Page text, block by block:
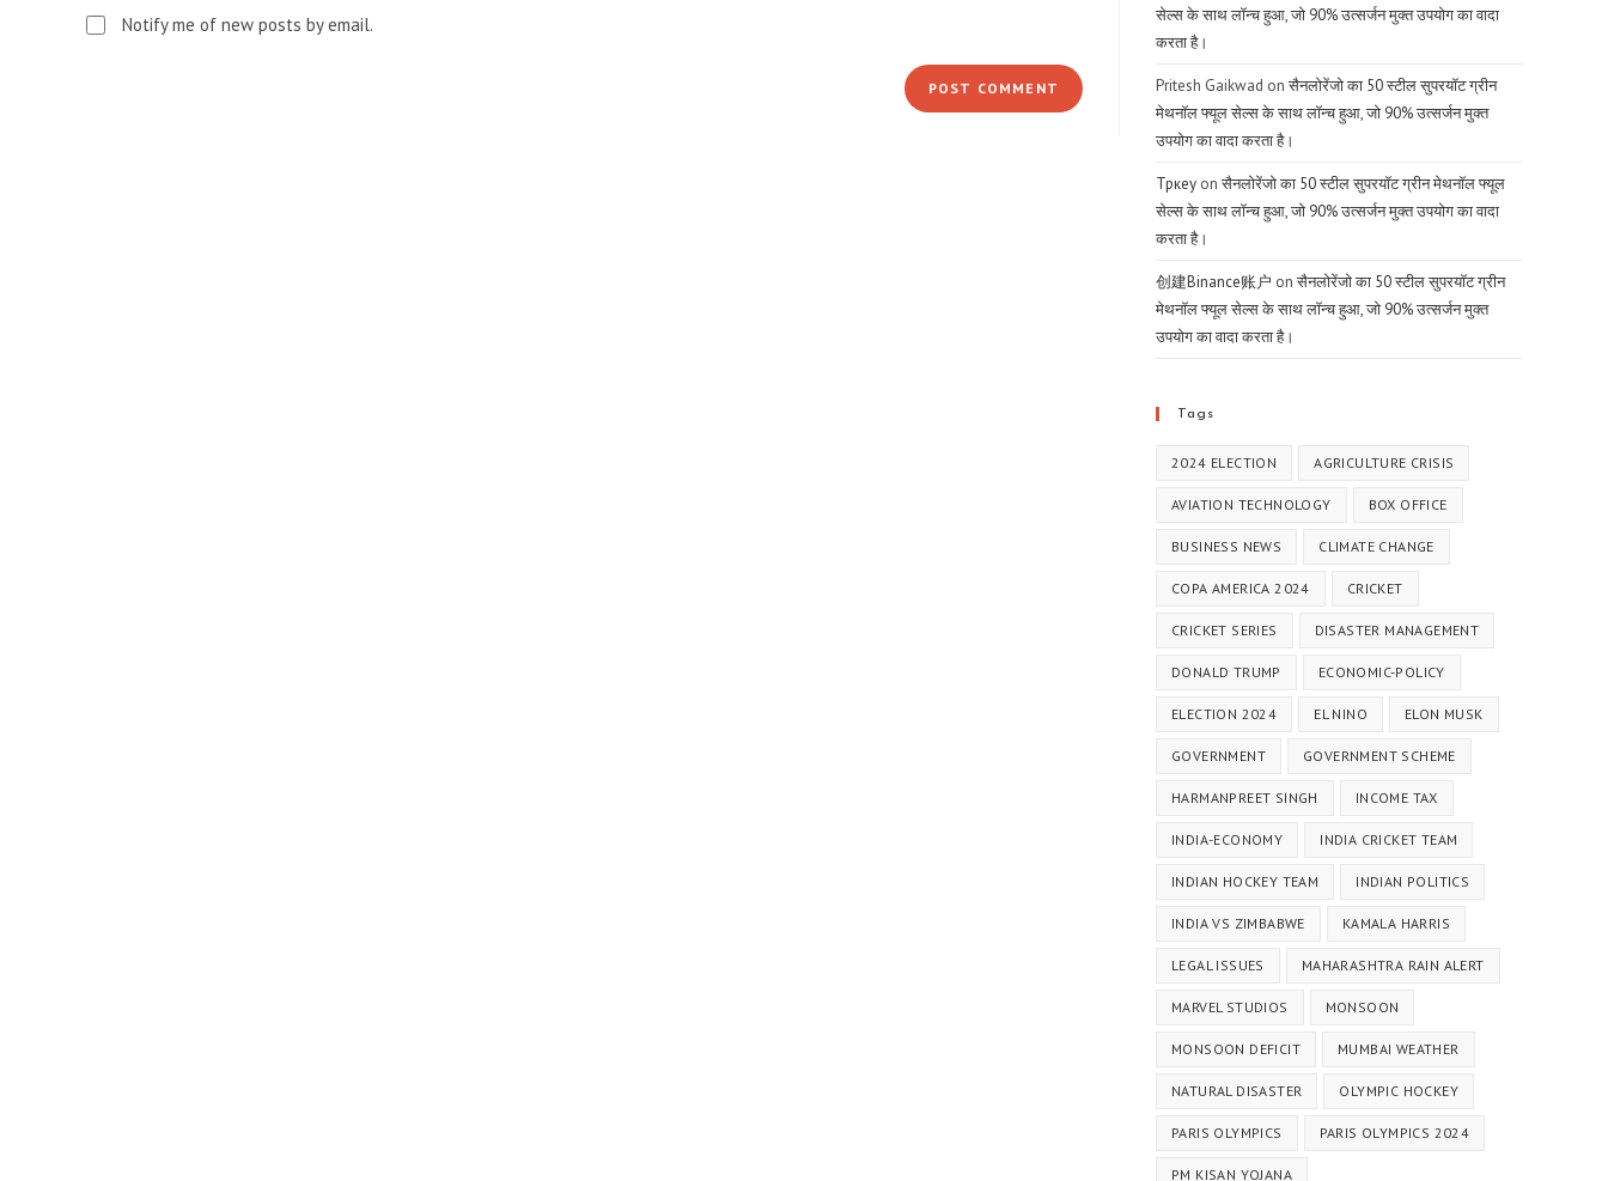
commentNotify me of new posts by email.
सेल्स के साथ लॉन्च हुआ, जो 90% उत्सर्जन मुक्त उपयोग का वादा
करता है।
Pritesh Gaikwad onसैनलोरेंजो का 50 स्टील सुपरयॉट ग्रीन
मेथनॉल फ्यूल सेल्स के साथ लॉन्च हुआ, जो 90% उत्सर्जन मुक्त
उपयोग का वादा करता है।
Тркеу onसैनलोरेंजो का 50 स्टील सुपरयॉट ग्रीन मेथनॉल फ्यूल
सेल्स के साथ लॉन्च हुआ, जो 90% उत्सर्जन मुक्त उपयोग का वादा
करता है।
创建Binance账户 onसैनलोरेंजो का 50 स्टील सुपरयॉट ग्रीन
मेथनॉल फ्यूल सेल्स के साथ लॉन्च हुआ, जो 90% उत्सर्जन मुक्त
उपयोग का वादा करता है।
Tags
2024 ELECTION AGRICULTURE CRISIS
AVIATION TECHNOLOGY BOX OFFICE
BUSINESS NEWS CLIMATE CHANGE
COPA AMERICA 2024 CRICKET
CRICKET SERIES DISASTER MANAGEMENT
DONALD TRUMP ECONOMIC-POLICY
ELECTION 2024 EL NINO ELON MUSK
GOVERNMENT GOVERNMENT SCHEME
HARMANPREET SINGH INCOME TAX
INDIA-ECONOMY INDIA CRICKET TEAM
INDIAN HOCKEY TEAM INDIAN POLITICS
INDIA VS ZIMBABWE KAMALA HARRIS
LEGAL ISSUES MAHARASHTRA RAIN ALERT
MARVEL STUDIOS MONSOON
MONSOON DEFICIT MUMBAI WEATHER
NATURAL DISASTER OLYMPIC HOCKEY
PARIS OLYMPICS PARIS OLYMPICS 2024
PM KISAN YOJANA